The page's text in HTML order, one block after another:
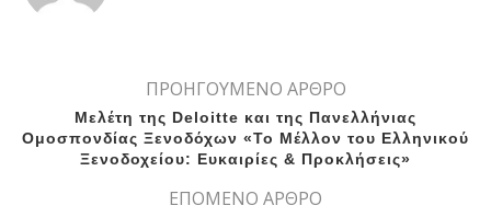
ΠΡΟΗΓΟΥΜΕΝΟ ΑΡΘΡΟ
Μελέτη της Deloitte και της Πανελλήνιας
Ομοσπονδίας Ξενοδόχων «Το Μέλλον του Ελληνικού
Ξενοδοχείου: Ευκαιρίες & Προκλήσεις»
ΕΠΟΜΕΝΟ ΑΡΘΡΟ